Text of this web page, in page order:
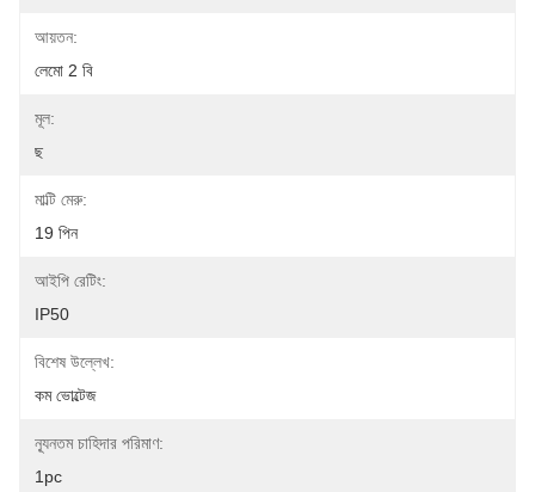
আয়তন:
লেমো 2 বি
মূল:
ছ
মাল্টি মেরু:
19 পিন
আইপি রেটিং:
IP50
বিশেষ উল্লেখ:
কম ভোল্টেজ
ন্যূনতম চাহিদার পরিমাণ:
1pc